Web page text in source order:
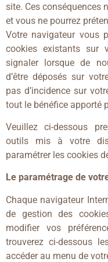
site. Ces conséquences
et vous ne pourrez
Votre navigateur vous
cookies existants sur
signaler lorsque de
d’être déposés sur
pas d’incidence sur
tout le bénéfice apporté
Veuillez ci-dessous
outils mis à votre
paramétrer les cookies
Le paramétrage de
Chaque navigateur
de gestion des
modifier vos
trouverez ci-dessous
accéder au menu de